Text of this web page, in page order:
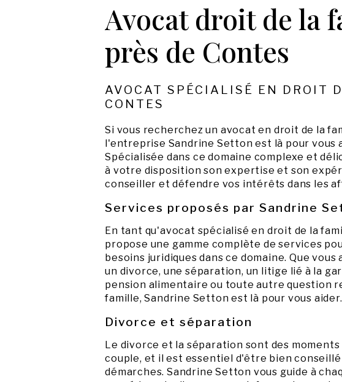
Avocat droit de la
près de Contes
AVOCAT SPÉCIALISÉ EN DROIT
CONTES
Si vous recherchez un avocat en droit de la
l'entreprise Sandrine Setton est là pour vous
Spécialisée dans ce domaine complexe et
à votre disposition son expertise et son
conseiller et défendre vos intérêts dans les
Services proposés par Sandrine
En tant qu'avocat spécialisé en droit de la
propose une gamme complète de services
besoins juridiques dans ce domaine. Que
un divorce, une séparation, un litige lié à la
pension alimentaire ou toute autre question
famille, Sandrine Setton est là pour vous aider.
Divorce et séparation
Le divorce et la séparation sont des
couple, et il est essentiel d'être bien
démarches. Sandrine Setton vous guide à